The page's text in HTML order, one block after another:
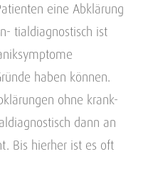
eine Abklärung
tialdiagnostisch ist
haben können.
ohne krank-
dann an
Bis hierher ist es oft